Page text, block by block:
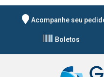
Acompanhe seu
Boletos